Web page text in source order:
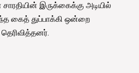
இருக்கைக்கு அடியில்
கைத் துப்பாக்கி ஒன்றை